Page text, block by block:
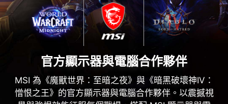
官方顯示器與電腦合作夥伴
MSI 為《魔獸世界：至暗之夜》與《暗黑破壞神IV：
憎恨之王》的官方顯示器與電腦合作夥伴。以震撼視